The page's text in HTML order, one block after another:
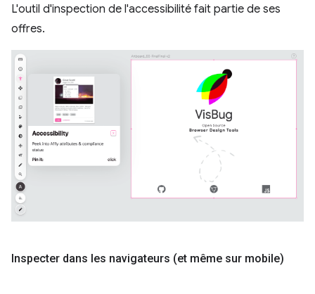
L'outil d'inspection de l'accessibilité fait partie de ses
offres.
Inspecter dans les navigateurs (et même sur mobile)